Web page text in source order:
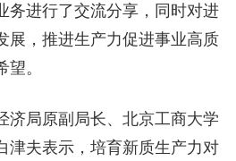
务进行了交流分享，同时对进
展，推进生产力促进事业高质
。
济局原副局长、北京工商大学
津夫表示，培育新质生产力对